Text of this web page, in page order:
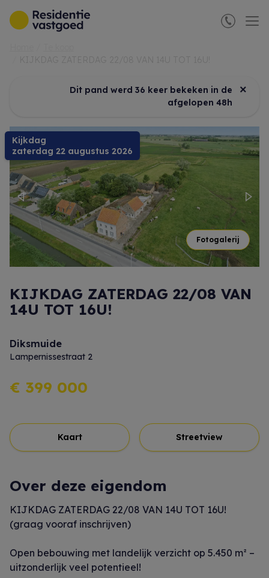
Menu overslaan en naar de inhoud gaan
Dit pand werd 36 keer bekeken in de
afgelopen 48h
×
Kijkdag
zaterdag 22 augustus 2026
Previous
Fotogalerij
KIJKDAG ZATERDAG 22/08 VAN
14U TOT 16U!
Diksmuide
Lampernissestraat 2
€ 399 000
Kaart Streetview
Over deze eigendom
KIJKDAG ZATERDAG 22/08 VAN 14U TOT 16U!
(graag vooraf inschrijven)
Open bebouwing met landelijk verzicht op 5.450 m² –
uitzonderlijk veel potentieel!